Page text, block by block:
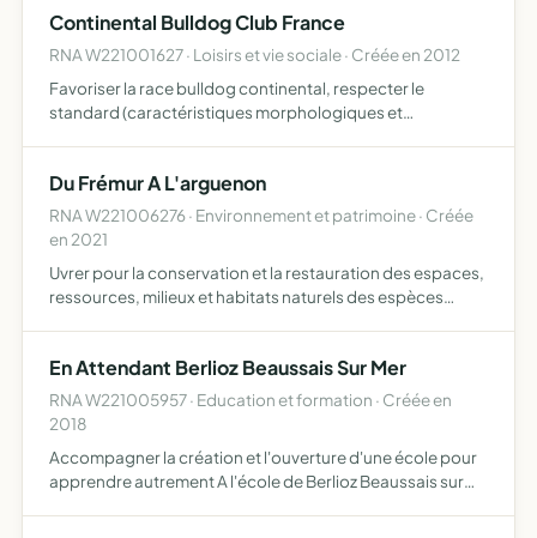
mat…
Continental Bulldog Club France
RNA W221001627 · Loisirs et vie sociale · Créée en 2012
Favoriser la race bulldog continental, respecter le
standard (caractéristiques morphologiques et
développer son utilisation
Du Frémur A L'arguenon
RNA W221006276 · Environnement et patrimoine · Créée
en 2021
Uvrer pour la conservation et la restauration des espaces,
ressources, milieux et habitats naturels des espèces
En Attendant Berlioz Beaussais Sur Mer
RNA W221005957 · Education et formation · Créée en
2018
Accompagner la création et l'ouverture d'une école pour
apprendre autrement A l'école de Berlioz Beaussais sur